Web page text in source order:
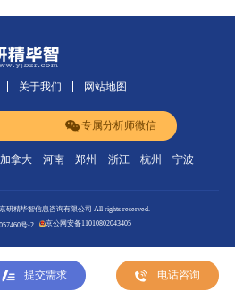
关于我们 网站地图
专属分析师微信
加拿大 河南 郑州 浙江 杭州 宁波
研精毕智信息咨询有限公司 All rights reserved.
号-2
京公网安备11010802043405
提交需求 电话咨询